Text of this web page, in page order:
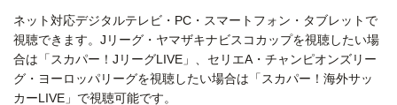
ネット対応デジタルテレビ・PC・スマートフォン・タブレットで
視聴できます。Jリーグ・ヤマザキナビスコカップを視聴したい場
合は「スカパー！JリーグLIVE」、セリエA・チャンピオンズリー
グ・ヨーロッパリーグを視聴したい場合は「スカパー！海外サッ
カーLIVE」で視聴可能です。